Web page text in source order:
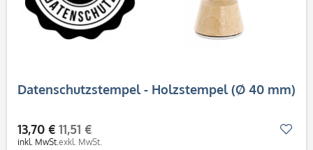
Datenschutzstempel - Holzstempel (Ø 40 mm)
13,70 €
inkl. MwSt.
11,51 €
exkl. MwSt.